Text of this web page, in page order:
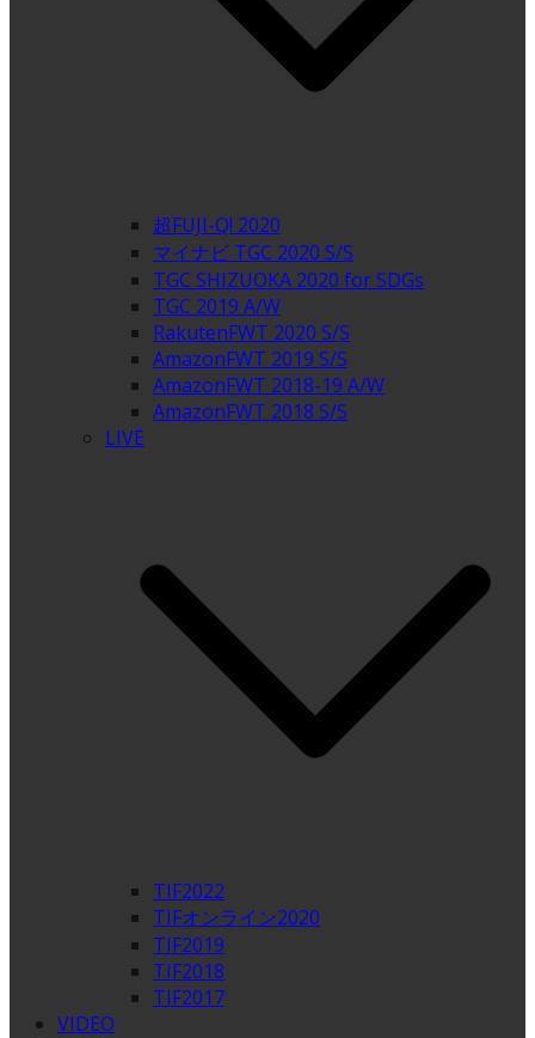
超FUJI-Q! 2020
マイナビ TGC 2020 S/S
TGC SHIZUOKA 2020 for SDGs
TGC 2019 A/W
RakutenFWT 2020 S/S
AmazonFWT 2019 S/S
AmazonFWT 2018-19 A/W
AmazonFWT 2018 S/S
LIVE
TIF2022
TIFオンライン2020
TIF2019
TIF2018
TIF2017
VIDEO